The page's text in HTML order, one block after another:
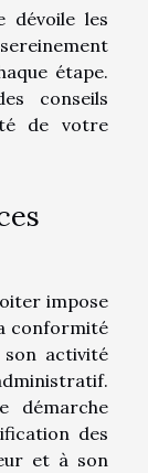
dévoile les
étape.
conseils
de votre
impose
conformité
activité
démarche
des
et à son